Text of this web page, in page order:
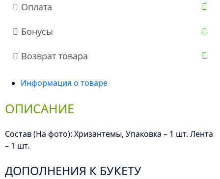
Оплата
Бонусы
Возврат товара
Информация о товаре
ОПИСАНИЕ
Состав (На фото): Хризантемы, Упаковка – 1 шт. Лента
– 1 шт.
ДОПОЛНЕНИЯ К БУКЕТУ